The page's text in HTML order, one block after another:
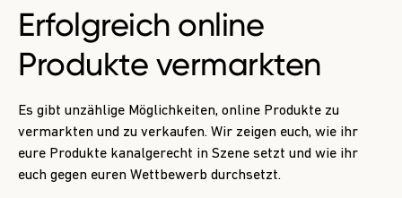
Erfolgreich online
Produkte vermarkten
Es gibt unzählige Möglichkeiten, online Produkte zu
vermarkten und zu verkaufen. Wir zeigen euch, wie ihr
eure Produkte kanalgerecht in Szene setzt und wie ihr
euch gegen euren Wettbewerb durchsetzt.